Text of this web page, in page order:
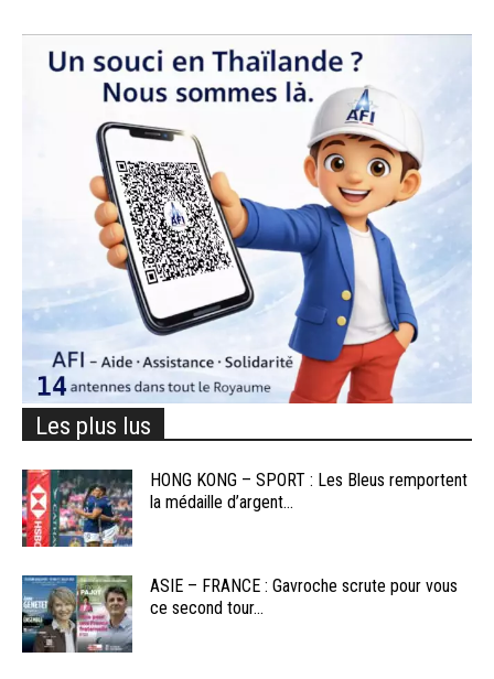
Les plus lus
HONG KONG – SPORT : Les Bleus remportent
la médaille d’argent...
ASIE – FRANCE : Gavroche scrute pour vous
ce second tour...